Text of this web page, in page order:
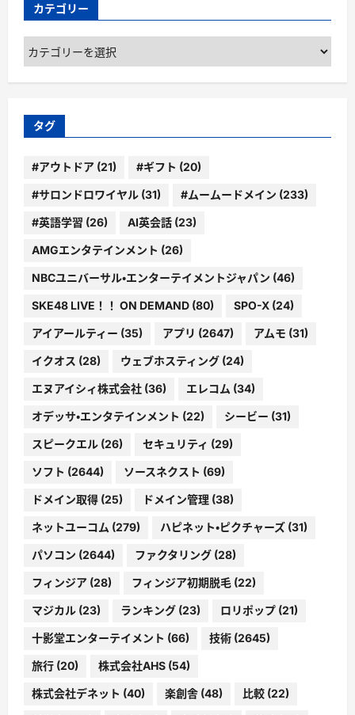
カテゴリー
カ
テ
ゴ
ー
タグ
#アウトドア (21) #ギフト (20)
#サロンドロワイヤル (31) #ムームードメイン (233)
#英語学習 (26) AI英会話 (23)
AMGエンタテインメント (26)
NBCユニバーサル・エンターテイメントジャパン (46)
SKE48 LIVE！！ ON DEMAND (80) SPO-X (24)
アイアールティー (35) アプリ (2647) アムモ (31)
イクオス (28) ウェブホスティング (24)
エヌアイシィ株式会社 (36) エレコム (34)
オデッサ・エンタテインメント (22) シービー (31)
スピークエル (26) セキュリティ (29)
ソフト (2644) ソースネクスト (69)
ドメイン取得 (25) ドメイン管理 (38)
ネットユーコム (279) ハピネット・ピクチャーズ (31)
パソコン (2644) ファクタリング (28)
フィンジア (28) フィンジア初期脱毛 (22)
マジカル (23) ランキング (23) ロリポップ (21)
十影堂エンターテイメント (66) 技術 (2645)
旅行 (20) 株式会社AHS (54)
株式会社デネット (40) 楽創舎 (48) 比較 (22)